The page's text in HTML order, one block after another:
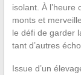
isolant. À
monts et
le défi de garder
tant d’autres
Issue d’un